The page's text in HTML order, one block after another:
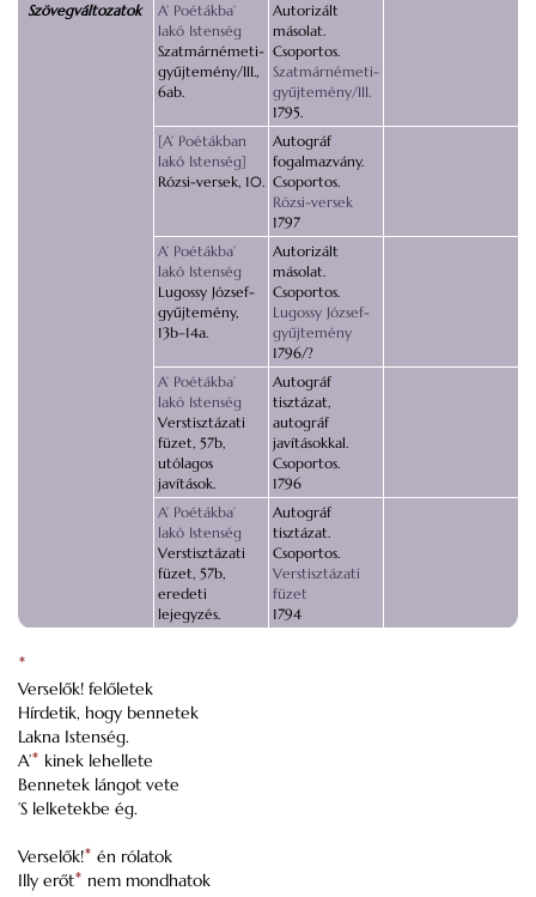
Szövegváltozatok
A’ Poétákba’
lakó Istenség
Szatmárnémeti-
gyűjtemény/III.,
6ab.
Autorizált
másolat.
Csoportos.
Szatmárnémeti-
gyűjtemény/III.
1795.
[A’ Poétákban
lakó Istenség]
Rózsi-versek, 10.
Autográf
fogalmazvány.
Csoportos.
Rózsi-versek
1797
A’ Poétákba’
lakó Istenség
Lugossy József-
gyűjtemény,
13b–14a.
Autorizált
másolat.
Csoportos.
Lugossy József-
gyűjtemény
1796/?
A’ Poétákba’
lakó Istenség
Verstisztázati
füzet, 57b,
utólagos
javítások.
Autográf
tisztázat,
autográf
javításokkal.
Csoportos.
1796
A’ Poétákba’
lakó Istenség
Verstisztázati
füzet, 57b,
eredeti
lejegyzés.
Autográf
tisztázat.
Csoportos.
Verstisztázati
füzet
1794
*
Verselők! felőletek
Hírdetik, hogy bennetek
Lakna Istenség.
A’* kinek lehellete
Bennetek lángot vete
’S lelketekbe ég.
Verselők!* én rólatok
Illy erőt* nem mondhatok